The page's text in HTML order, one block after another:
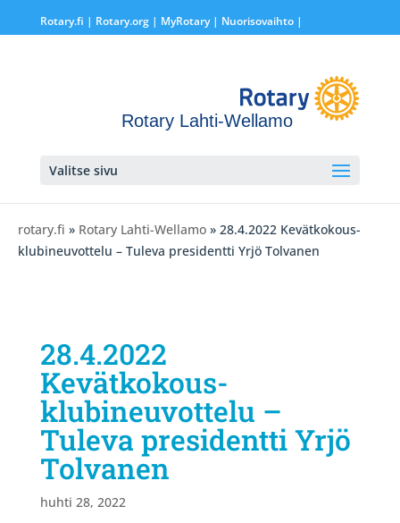
Rotary.fi | Rotary.org| MyRotary | Nuorisovaihto|
Rotary Lahti-Wellamo
Valitse sivu
rotary.fi » Rotary Lahti-Wellamo » 28.4.2022 Kevätkokous-
klubineuvottelu – Tuleva presidentti Yrjö Tolvanen
28.4.2022
Kevätkokous-
klubineuvottelu –
Tuleva presidentti Yrjö
Tolvanen
huhti 28, 2022